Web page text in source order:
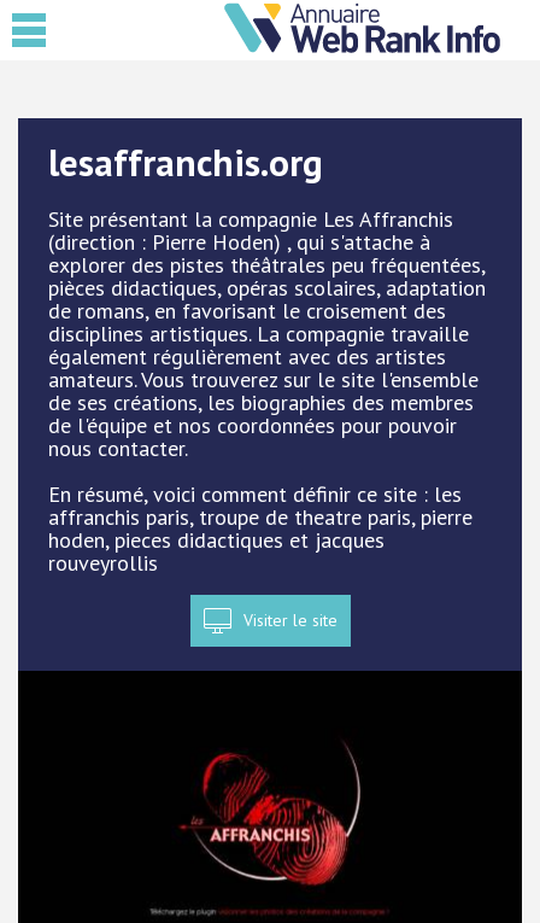
lesaffranchis.org
Site présentant la compagnie Les Affranchis
(direction : Pierre Hoden) , qui s'attache à
explorer des pistes théâtrales peu fréquentées,
pièces didactiques, opéras scolaires, adaptation
de romans, en favorisant le croisement des
disciplines artistiques. La compagnie travaille
également régulièrement avec des artistes
amateurs. Vous trouverez sur le site l'ensemble
de ses créations, les biographies des membres
de l'équipe et nos coordonnées pour pouvoir
nous contacter.
En résumé, voici comment définir ce site : les
affranchis paris, troupe de theatre paris, pierre
hoden, pieces didactiques et jacques
rouveyrollis
Visiter le site